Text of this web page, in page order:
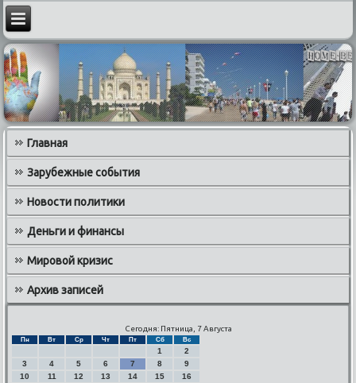
Главная
Зарубежные события
Новости политики
Деньги и финансы
Мировой кризис
Архив записей
Сегодня: Пятница, 7 Августа
Пн Вт Ср Чт Пт Сб Вс
1
2
3
4 5 6 7 8
9
10
11 12 13 14 15
16